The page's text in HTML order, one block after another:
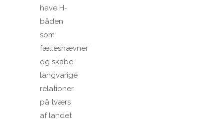
have H-
båden
som
fællesnævner
og skabe
langvarige
relationer
på tværs
af landet